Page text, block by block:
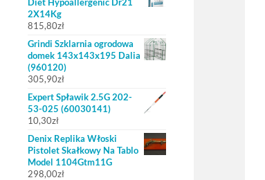
2X14Kg
815,80zł
Grindi Szklarnia ogrodowa
domek 143x143x195 Dalia
(960120)
305,90zł
Expert Spławik 2.5G 202-
53-025 (60030141)
10,30zł
Denix Replika Włoski
Pistolet Skałkowy Na Tablo
Model 1104Gtm11G
298,00zł